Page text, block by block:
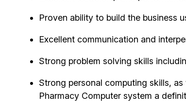
Proven ability to build the business
Excellent communication and
Strong problem solving skills
Strong personal computing skills,
Pharmacy Computer system a